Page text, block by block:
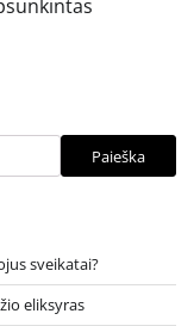
Paieška
sveikatai?
eliksyras